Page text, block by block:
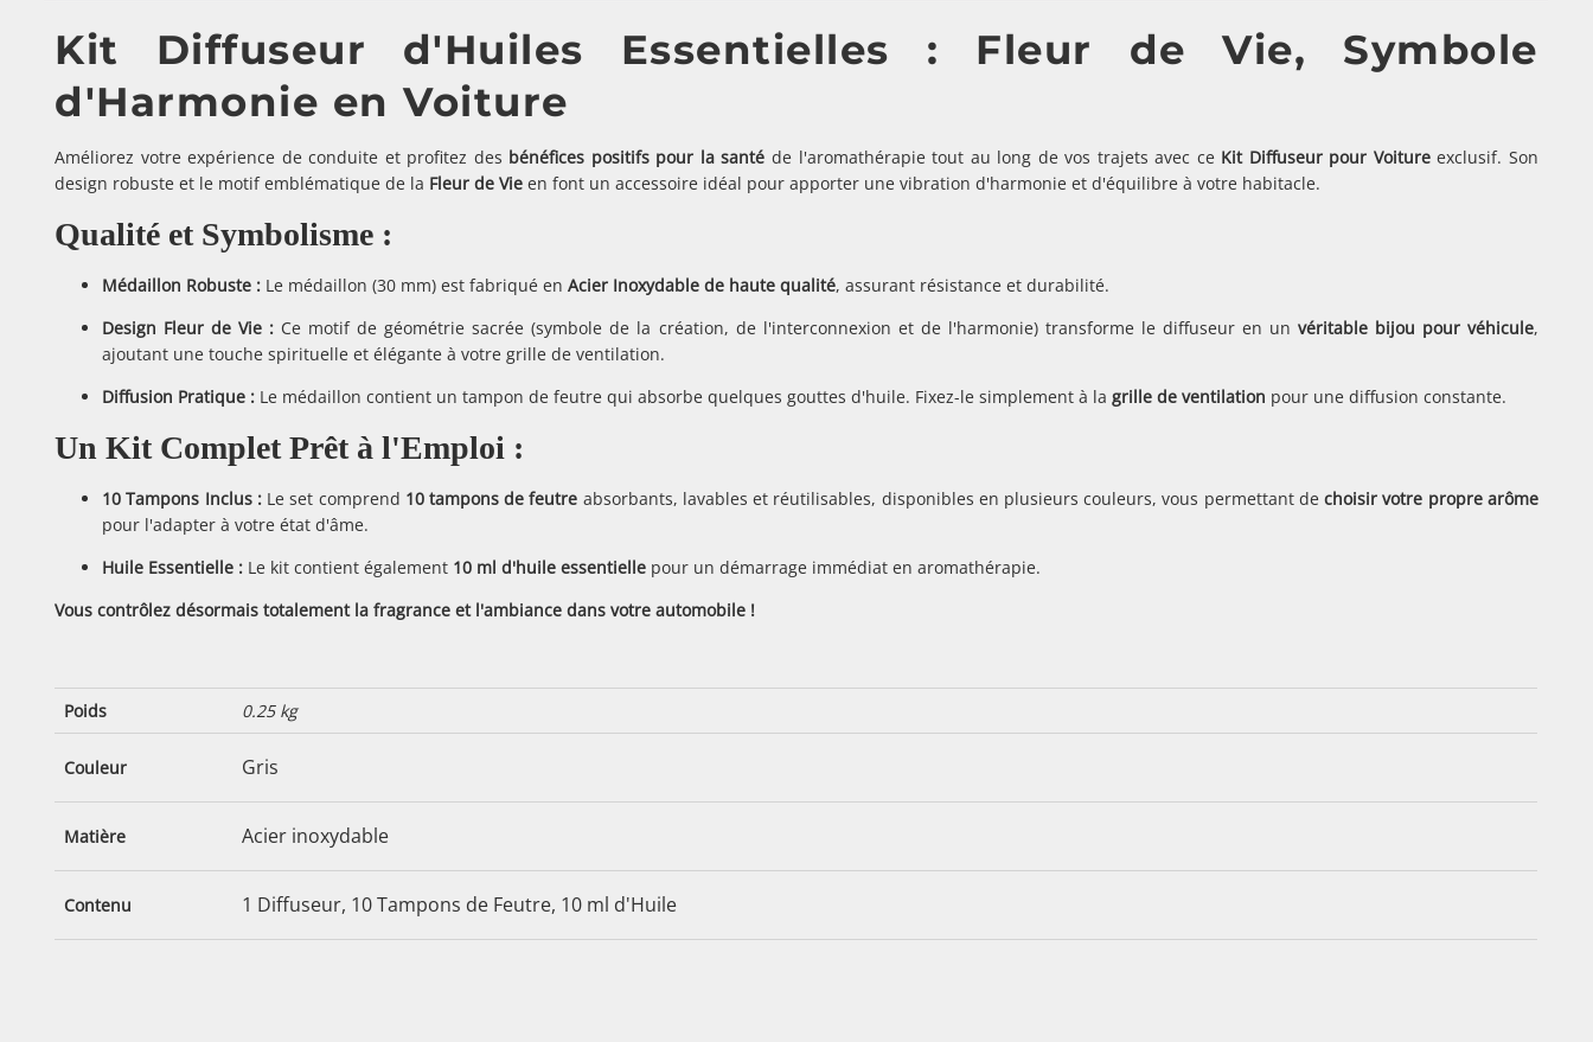
Kit Diffuseur d'Huiles Essentielles : Fleur de Vie, Symbole
d'Harmonie en Voiture
Améliorez votre expérience de conduite et profitez des bénéfices positifs pour la santé de l'aromathérapie tout au long de vos trajets avec ce Kit Diffuseur pour Voitureexclusif. Son
design robuste et le motif emblématique de la Fleur de Vie en font un accessoire idéal pour apporter une vibration d'harmonie et d'équilibre à votre habitacle.
Qualité et Symbolisme :
Médaillon Robuste : Le médaillon (30 mm) est fabriqué enAcier Inoxydable de haute qualité, assurant résistance et durabilité.
Design Fleur de Vie : Ce motif de géométrie sacrée (symbole de la création, de l'interconnexion et de l'harmonie) transforme le diffuseur en un véritable bijou pour véhicule,
ajoutant une touche spirituelle et élégante à votre grille de ventilation.
Diffusion Pratique : Le médaillon contient un tampon de feutre qui absorbe quelques gouttes d'huile. Fixez-le simplement à lagrille de ventilation pour une diffusion constante.
Un Kit Complet Prêt à l'Emploi :
10 Tampons Inclus :Le set comprend 10 tampons de feutre absorbants, lavables et réutilisables, disponibles en plusieurs couleurs, vous permettant dechoisir votre propre arôme
pour l'adapter à votre état d'âme.
Huile Essentielle : Le kit contient également 10 ml d'huile essentielle pour un démarrage immédiat en aromathérapie.
Vous contrôlez désormais totalement la fragrance et l'ambiance dans votre automobile !
Poids 0.25 kg
Couleur Gris
Matière Acier inoxydable
Contenu 1 Diffuseur, 10 Tampons de Feutre, 10 ml d'Huile